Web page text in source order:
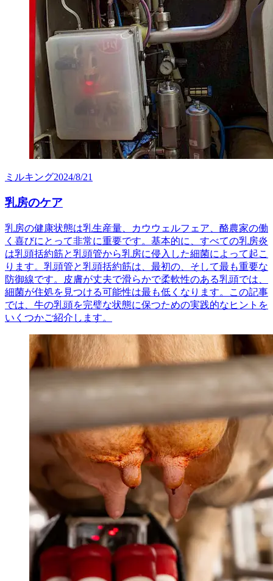
ミルキング2024/8/21
乳房のケア
乳房の健康状態は乳生産量、カウウェルフェア、酪農家の働
く喜びにとって非常に重要です。基本的に、すべての乳房炎
は乳頭括約筋と乳頭管から乳房に侵入した細菌によって起こ
ります。乳頭管と乳頭括約筋は、最初の、そして最も重要な
防御線です。皮膚が丈夫で滑らかで柔軟性のある乳頭では、
細菌が住処を見つける可能性は最も低くなります。この記事
では、牛の乳頭を完璧な状態に保つための実践的なヒントを
いくつかご紹介します。